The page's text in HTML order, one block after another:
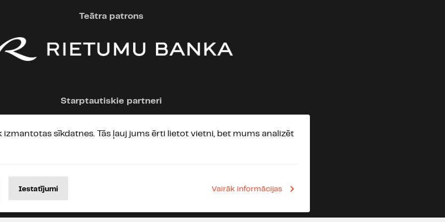
Patiess atspoguļojums par jauniešiem, viņu ģimeni,
Paldies aktieriem, režisorei.
Izrāde patika , tīri skatāma.
Teātra patrons
Starptautiskie partneri
izmantotas sīkdatnes. Tās ļauj jums ērti lietot vietni, bet mums analizēt
Iestatījumi Vairāk informācijas